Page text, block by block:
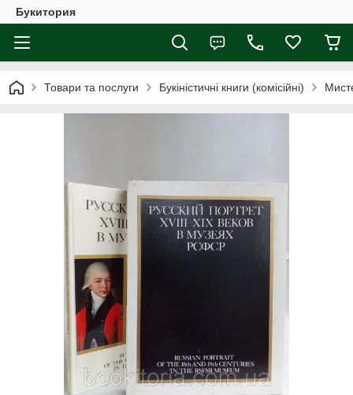
Букитория
Товари та послуги Букіністичні книги (комісійні)